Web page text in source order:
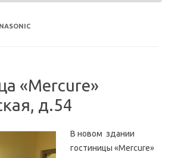
«Mercure»
д.54
В новом здании
гостиницы «Mercure»